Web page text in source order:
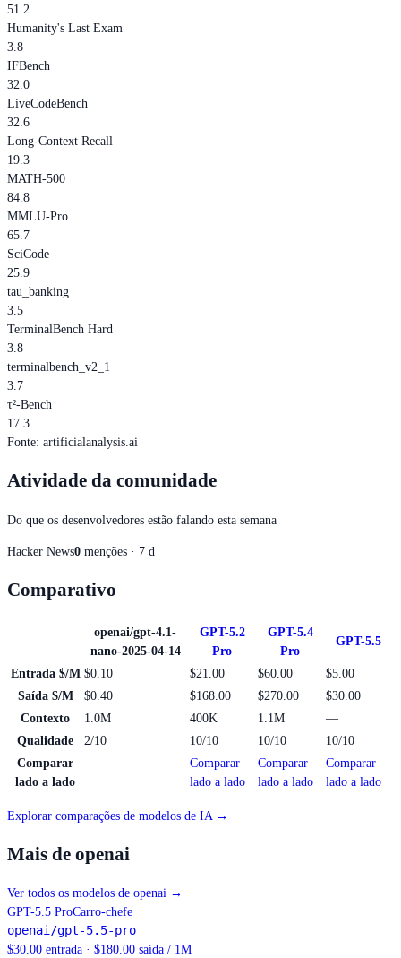
51.2
Humanity's Last Exam
3.8
IFBench
32.0
LiveCodeBench
32.6
Long-Context Recall
19.3
MATH-500
84.8
MMLU-Pro
65.7
SciCode
25.9
tau_banking
3.5
TerminalBench Hard
3.8
terminalbench_v2_1
3.7
τ²-Bench
17.3
Fonte: artificialanalysis.ai
Atividade da comunidade
Do que os desenvolvedores estão falando esta semana
Hacker News0 menções · 7 d
Comparativo
openai/gpt-4.1-
nano-2025-04-14
GPT-5.2
Pro
GPT-5.4
Pro
GPT-5.5
Entrada $/M $0.10 $21.00 $60.00
$5.00
Saída $/M
$0.40 $168.00 $270.00
$30.00
Contexto
1.0M 400K 1.1M
—
Qualidade
2/10 10/10 10/10
10/10
Comparar
lado a lado
Comparar
lado a lado
Comparar
lado a lado
Comparar
lado a lado
Explorar comparações de modelos de IA →
Mais de openai
Ver todos os modelos de openai →
GPT-5.5 ProCarro-chefe
openai/gpt-5.5-pro
$30.00 entrada · $180.00 saída / 1M